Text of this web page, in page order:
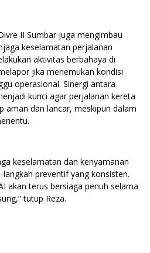
II Sumbar juga mengimbau
keselamatan perjalanan
aktivitas berbahaya di
jika menemukan kondisi
operasional. Sinergi antara
kunci agar perjalanan kereta
aman dan lancar, meskipun dalam
keselamatan dan kenyamanan
preventif yang konsisten.
akan terus bersiaga penuh selama
tutup Reza.